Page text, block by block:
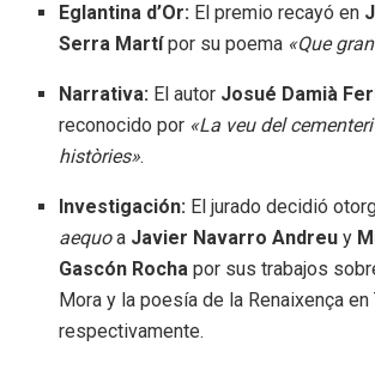
Eglantina d’Or: El premio recayó en
Serra Martípor su poema «Que
Narrativa: El autor Josué Damià
reconocido por «La veu del
històries».
Investigación: El jurado decidió
aequoa Javier Navarro Andreu y
Gascón Rocha por sus trabajos
Mora y la poesía de la Renaixença en
respectivamente.